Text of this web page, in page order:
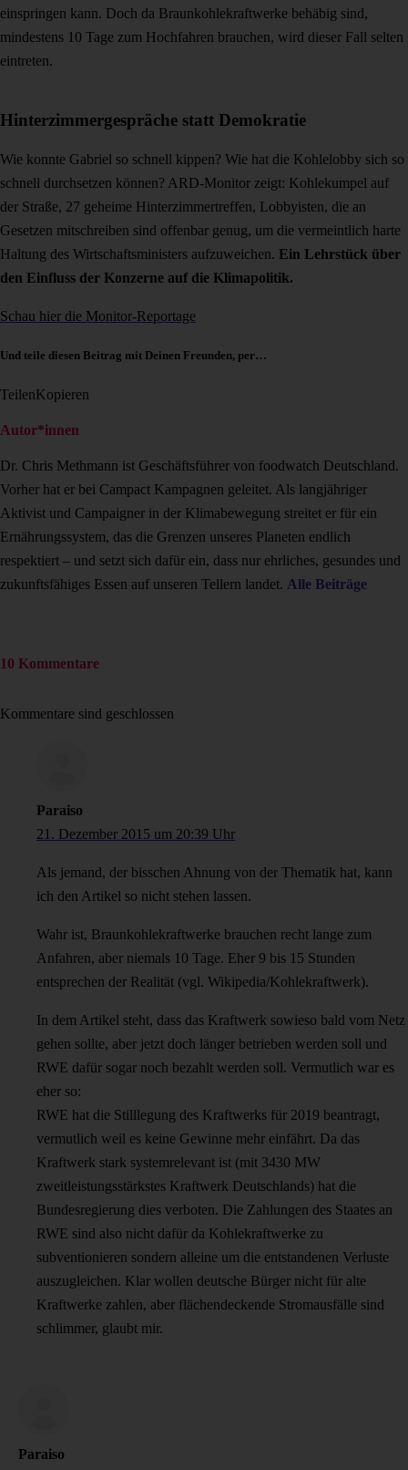
einspringen kann. Doch da Braunkohlekraftwerke behäbig sind,
mindestens 10 Tage zum Hochfahren brauchen, wird dieser Fall selten
eintreten.
Hinterzimmergespräche statt Demokratie
Wie konnte Gabriel so schnell kippen? Wie hat die Kohlelobby sich so
schnell durchsetzen können? ARD-Monitor zeigt: Kohlekumpel auf
der Straße, 27 geheime Hinterzimmertreffen, Lobbyisten, die an
Gesetzen mitschreiben sind offenbar genug, um die vermeintlich harte
Haltung des Wirtschaftsministers aufzuweichen. Ein Lehrstück über
den Einfluss der Konzerne auf die Klimapolitik.
Schau hier die Monitor-Reportage
Und teile diesen Beitrag mit Deinen Freunden, per…
TeilenKopieren
Autor*innen
Dr. Chris Methmann ist Geschäftsführer von foodwatch Deutschland.
Vorher hat er bei Campact Kampagnen geleitet. Als langjähriger
Aktivist und Campaigner in der Klimabewegung streitet er für ein
Ernährungssystem, das die Grenzen unseres Planeten endlich
respektiert – und setzt sich dafür ein, dass nur ehrliches, gesundes und
zukunftsfähiges Essen auf unseren Tellern landet. Alle Beiträge
10 Kommentare
Kommentare sind geschlossen
Paraiso
21. Dezember 2015 um 20:39 Uhr
Als jemand, der bisschen Ahnung von der Thematik hat, kann
ich den Artikel so nicht stehen lassen.
Wahr ist, Braunkohlekraftwerke brauchen recht lange zum
Anfahren, aber niemals 10 Tage. Eher 9 bis 15 Stunden
entsprechen der Realität (vgl. Wikipedia/Kohlekraftwerk).
In dem Artikel steht, dass das Kraftwerk sowieso bald vom Netz
gehen sollte, aber jetzt doch länger betrieben werden soll und
RWE dafür sogar noch bezahlt werden soll. Vermutlich war es
eher so:
RWE hat die Stilllegung des Kraftwerks für 2019 beantragt,
vermutlich weil es keine Gewinne mehr einfährt. Da das
Kraftwerk stark systemrelevant ist (mit 3430 MW
zweitleistungsstärkstes Kraftwerk Deutschlands) hat die
Bundesregierung dies verboten. Die Zahlungen des Staates an
RWE sind also nicht dafür da Kohlekraftwerke zu
subventionieren sondern alleine um die entstandenen Verluste
auszugleichen. Klar wollen deutsche Bürger nicht für alte
Kraftwerke zahlen, aber flächendeckende Stromausfälle sind
schlimmer, glaubt mir.
Paraiso